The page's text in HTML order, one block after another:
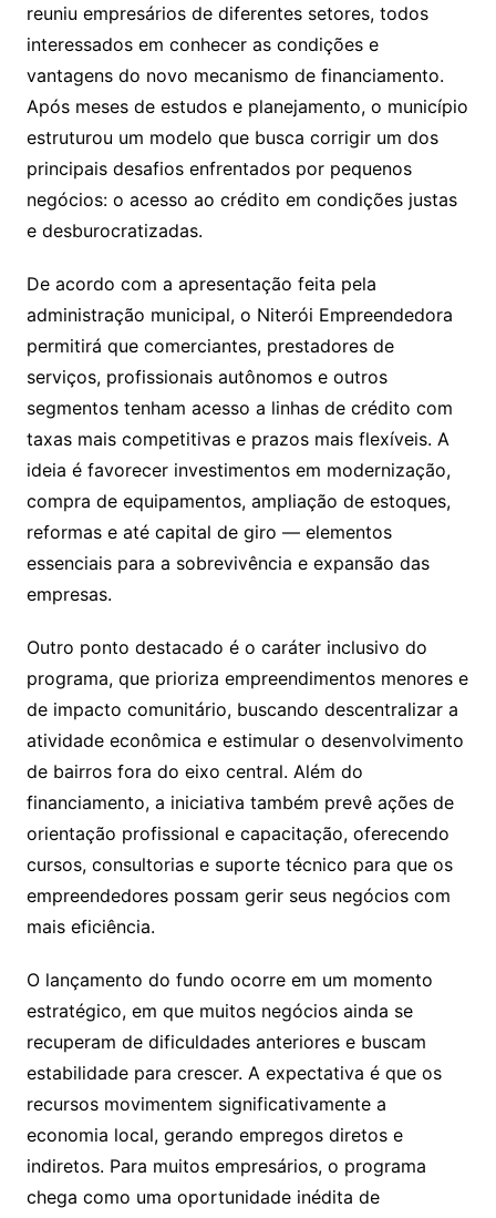
reuniu empresários de diferentes setores, todos
interessados em conhecer as condições e
vantagens do novo mecanismo de financiamento.
Após meses de estudos e planejamento, o município
estruturou um modelo que busca corrigir um dos
principais desafios enfrentados por pequenos
negócios: o acesso ao crédito em condições justas
e desburocratizadas.
De acordo com a apresentação feita pela
administração municipal, o Niterói Empreendedora
permitirá que comerciantes, prestadores de
serviços, profissionais autônomos e outros
segmentos tenham acesso a linhas de crédito com
taxas mais competitivas e prazos mais flexíveis. A
ideia é favorecer investimentos em modernização,
compra de equipamentos, ampliação de estoques,
reformas e até capital de giro — elementos
essenciais para a sobrevivência e expansão das
empresas.
Outro ponto destacado é o caráter inclusivo do
programa, que prioriza empreendimentos menores e
de impacto comunitário, buscando descentralizar a
atividade econômica e estimular o desenvolvimento
de bairros fora do eixo central. Além do
financiamento, a iniciativa também prevê ações de
orientação profissional e capacitação, oferecendo
cursos, consultorias e suporte técnico para que os
empreendedores possam gerir seus negócios com
mais eficiência.
O lançamento do fundo ocorre em um momento
estratégico, em que muitos negócios ainda se
recuperam de dificuldades anteriores e buscam
estabilidade para crescer. A expectativa é que os
recursos movimentem significativamente a
economia local, gerando empregos diretos e
indiretos. Para muitos empresários, o programa
chega como uma oportunidade inédita de